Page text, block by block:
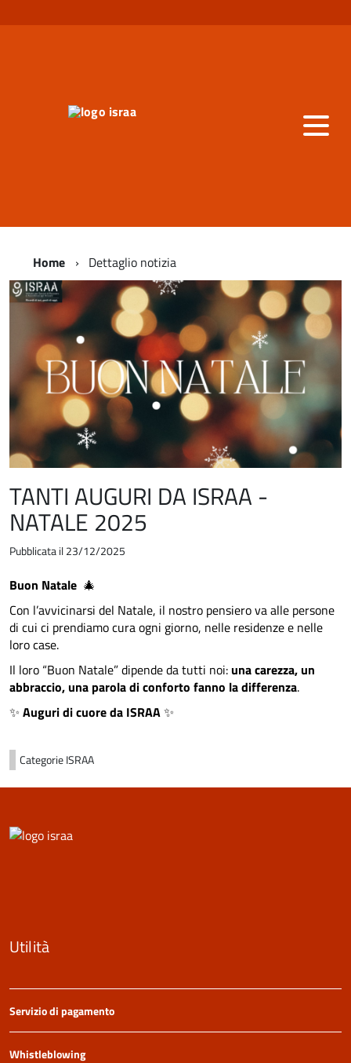
Home Dettaglio notizia
TANTI AUGURI DA ISRAA -
NATALE 2025
Pubblicata il 23/12/2025
Buon Natale 🎄
Con l’avvicinarsi del Natale, il nostro pensiero va alle persone
di cui ci prendiamo cura ogni giorno, nelle residenze e nelle
loro case.
Il loro “Buon Natale” dipende da tutti noi:una carezza, un
abbraccio, una parola di conforto fanno la differenza.
✨ Auguri di cuore da ISRAA✨
CategorieISRAA
Utilità
Servizio di pagamento
Whistleblowing